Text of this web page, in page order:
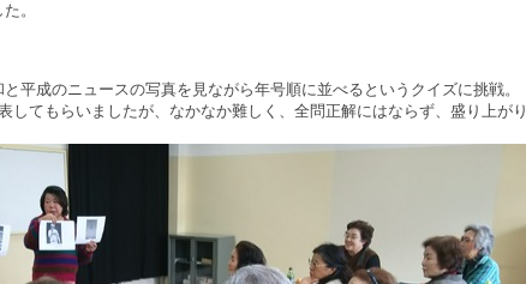
。
平成のニュースの写真を見ながら年号順に並べるというクイズに挑戦。
してもらいましたが、なかなか難しく、全問正解にはならず、盛り上がり